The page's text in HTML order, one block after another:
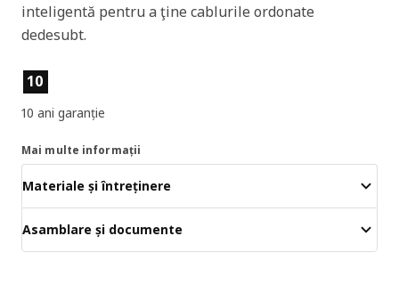
inteligentă pentru a ţine cablurile ordonate
dedesubt.
Caracteristicile produselor
10
10 ani garanție
Mai multe informații
Materiale și întreținere
Asamblare și documente